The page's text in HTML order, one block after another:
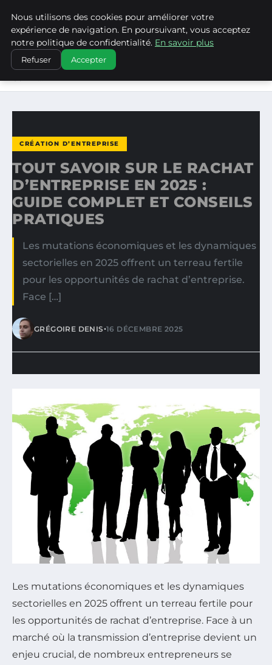
WP CAPE
ACCUEIL
CRÉATION D’ENTREPRISE
TOUT SAVOIR SUR LE RACHAT D’ENTREPRISE EN 2025 :
CRÉATION D’ENTREPRISE
TOUT SAVOIR SUR LE RACHAT
D’ENTREPRISE EN 2025 :
GUIDE COMPLET ET CONSEILS
PRATIQUES
Les mutations économiques et les dynamiques
sectorielles en 2025 offrent un terreau fertile
pour les opportunités de rachat d’entreprise.
Face […]
GRÉGOIRE DENIS•16 DÉCEMBRE 2025
Les mutations économiques et les dynamiques
sectorielles en 2025 offrent un terreau fertile pour
les opportunités de rachat d’entreprise. Face à un
marché où la transmission d’entreprise devient un
enjeu crucial, de nombreux entrepreneurs se
Nous utilisons des cookies pour améliorer votre
expérience de navigation. En poursuivant, vous acceptez
notre politique de confidentialité. En savoir plus
Refuser Accepter